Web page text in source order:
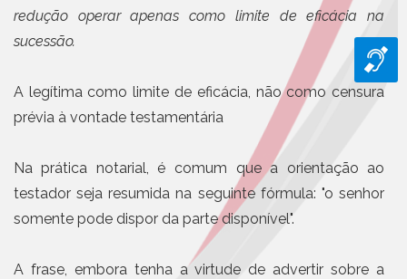
redução operar apenas como limite de eficácia na
sucessão.
A legítima como limite de eficácia, não como censura
prévia à vontade testamentária
Na prática notarial, é comum que a orientação ao
testador seja resumida na seguinte fórmula: "o senhor
somente pode dispor da parte disponível".
A frase, embora tenha a virtude de advertir sobre a